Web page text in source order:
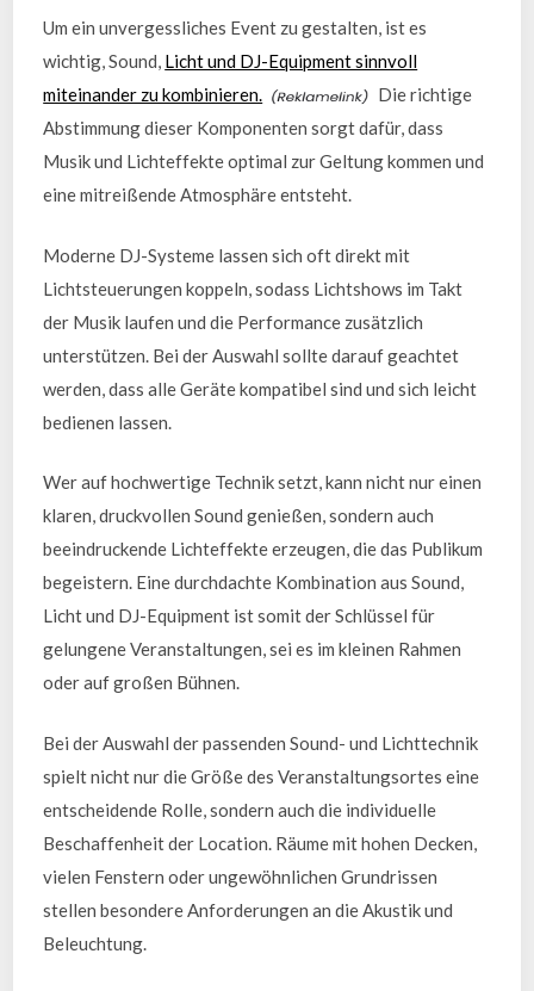
Um ein unvergessliches Event zu gestalten, ist es
wichtig, Sound, Licht und DJ-Equipment sinnvoll
miteinander zu kombinieren.
Die richtige
Abstimmung dieser Komponenten sorgt dafür, dass
Musik und Lichteffekte optimal zur Geltung kommen und
eine mitreißende Atmosphäre entsteht.
Moderne DJ-Systeme lassen sich oft direkt mit
Lichtsteuerungen koppeln, sodass Lichtshows im Takt
der Musik laufen und die Performance zusätzlich
unterstützen. Bei der Auswahl sollte darauf geachtet
werden, dass alle Geräte kompatibel sind und sich leicht
bedienen lassen.
Wer auf hochwertige Technik setzt, kann nicht nur einen
klaren, druckvollen Sound genießen, sondern auch
beeindruckende Lichteffekte erzeugen, die das Publikum
begeistern. Eine durchdachte Kombination aus Sound,
Licht und DJ-Equipment ist somit der Schlüssel für
gelungene Veranstaltungen, sei es im kleinen Rahmen
oder auf großen Bühnen.
Bei der Auswahl der passenden Sound- und Lichttechnik
spielt nicht nur die Größe des Veranstaltungsortes eine
entscheidende Rolle, sondern auch die individuelle
Beschaffenheit der Location. Räume mit hohen Decken,
vielen Fenstern oder ungewöhnlichen Grundrissen
stellen besondere Anforderungen an die Akustik und
Beleuchtung.